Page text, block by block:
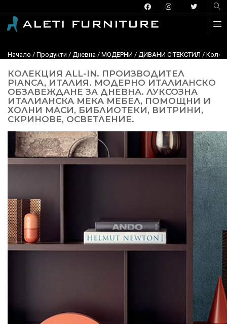
Начало / Продукти / Дневна / МОДЕРНИ / ДИВАНИ С ТЕКСТИЛ /
КОЛЕКЦИЯ ALL-IN. ПРОИЗВОДИТЕЛ
PIANCA, ИТАЛИЯ. МОДЕРНО ИТАЛИАНСКО
ОБЗАВЕЖДАНЕ ЗА ДНЕВНА. ЛУКСОЗНА
ИТАЛИАНСКА МЕКА МЕБЕЛ, ПОМОЩНИ И
ХОЛНИ МАСИ, БИБЛИОТЕКИ, ВИТРИНИ,
СКРИНОВЕ, ОСВЕТЛЕНИЕ.